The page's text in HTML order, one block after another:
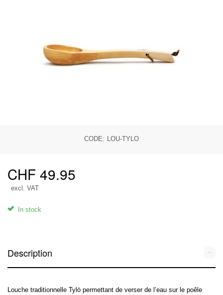
CODE: LOU-TYLO
CHF49.95
excl. VAT
In stock
Description
Louche traditionnelle Tylö permettant de verser de l’eau sur le poêle